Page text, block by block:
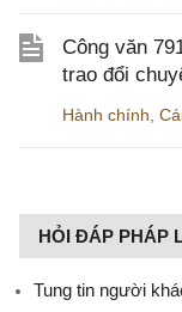
Công văn
trao đổi
Hành chính
HỎI ĐÁP PHÁP
Tung tin người